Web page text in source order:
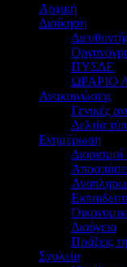
Αρχική
Διοίκηση
ΠΥΣΔΕ
ΩΡΑΡΙΟ
Ανακοινώσεις
Γενικές
Δελτία
Ενημέρωση
Διαύγεια
Πράξεις
Σχολεία